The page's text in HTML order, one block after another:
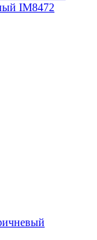
IM8472